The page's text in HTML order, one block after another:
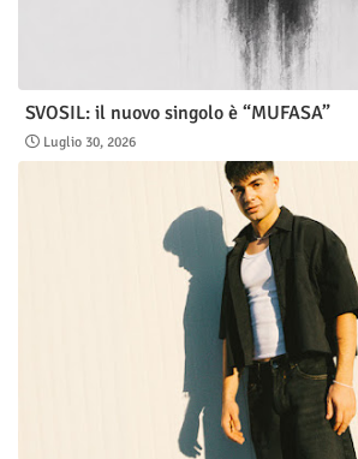
SVOSIL: il nuovo singolo è “MUFASA”
Luglio 30, 2026